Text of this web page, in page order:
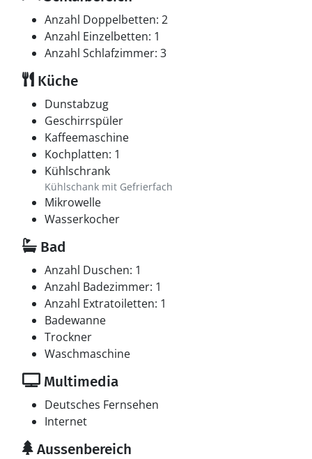
Anzahl Doppelbetten: 2
Anzahl Einzelbetten: 1
Anzahl Schlafzimmer: 3
Küche
Dunstabzug
Geschirrspüler
Kaffeemaschine
Kochplatten: 1
Kühlschrank
Kühlschank mit Gefrierfach
Mikrowelle
Wasserkocher
Bad
Anzahl Duschen: 1
Anzahl Badezimmer: 1
Anzahl Extratoiletten: 1
Badewanne
Trockner
Waschmaschine
Multimedia
Deutsches Fernsehen
Internet
Aussenbereich